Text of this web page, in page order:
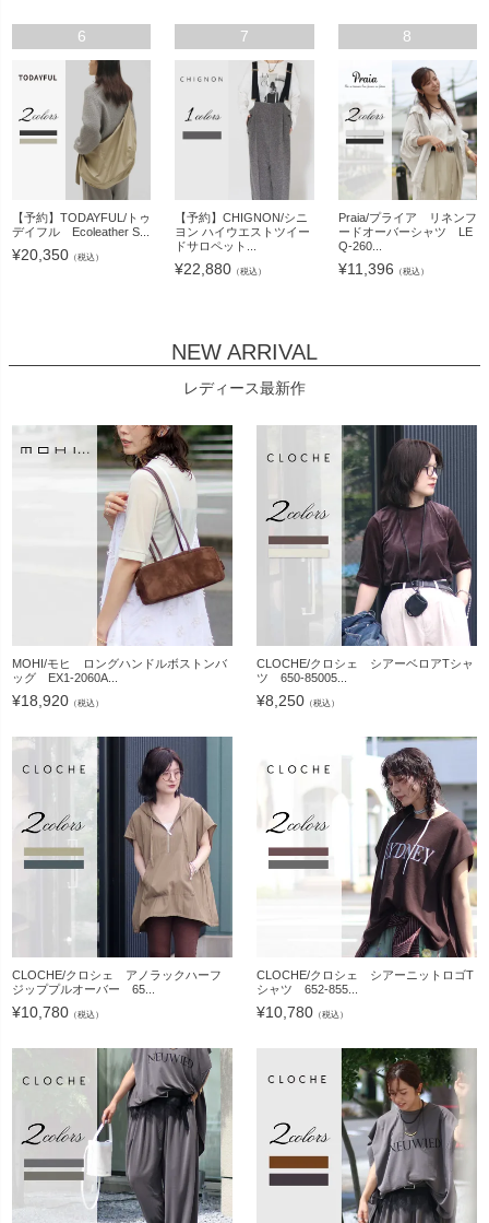
6
【予約】TODAYFUL/トゥ
デイフル Ecoleather S...
¥20,350 （税込）
7
【予約】CHIGNON/シニ
ヨン ハイウエストツイー
ドサロペット...
¥22,880 （税込）
8
Praia/プライア リネンフ
ードオーバーシャツ LE
Q-260...
¥11,396 （税込）
NEW ARRIVAL
レディース最新作
MOHI/モヒ ロングハンドルボストンバ
ッグ EX1-2060A...
¥18,920 （税込）
CLOCHE/クロシェ シアーベロアTシャ
ツ 650-85005...
¥8,250 （税込）
CLOCHE/クロシェ アノラックハーフ
ジッププルオーバー 65...
¥10,780 （税込）
CLOCHE/クロシェ シアーニットロゴT
シャツ 652-855...
¥10,780 （税込）